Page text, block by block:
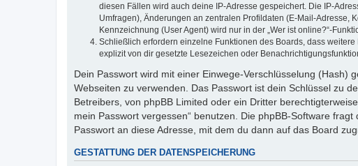
diesen Fällen wird auch deine IP-Adresse gespeichert. Die IP-
Umfragen), Änderungen an zentralen Profildaten (E-Mail-Adresse,
Kennzeichnung (User Agent) wird nur in der „Wer ist online?“-
Schließlich erfordern einzelne Funktionen des Boards, dass
explizit von dir gesetzte Lesezeichen oder
Dein Passwort wird mit einer Einwege-Verschlüsselung (Hash)
Webseiten zu verwenden. Das Passwort ist dein Schlüssel zu
Betreibers, von phpBB Limited oder ein Dritter
mein Passwort vergessen“ benutzen. Die phpBB-Software
Passwort an diese Adresse, mit dem du dann auf das Board
GESTATTUNG DER DATENSPEICHERUNG